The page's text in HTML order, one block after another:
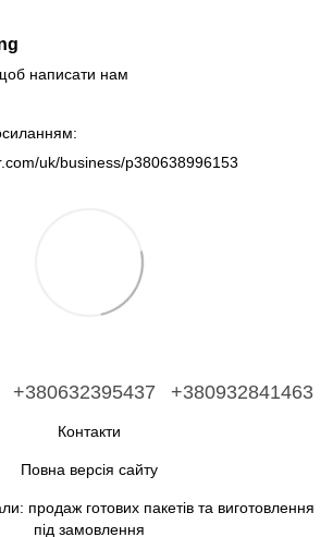
написати нам
uk/business/p380638996153
+380632395437 +380932841463
Контакти
Повна версія сайту
продаж готових пакетів та виготовлення
під замовлення